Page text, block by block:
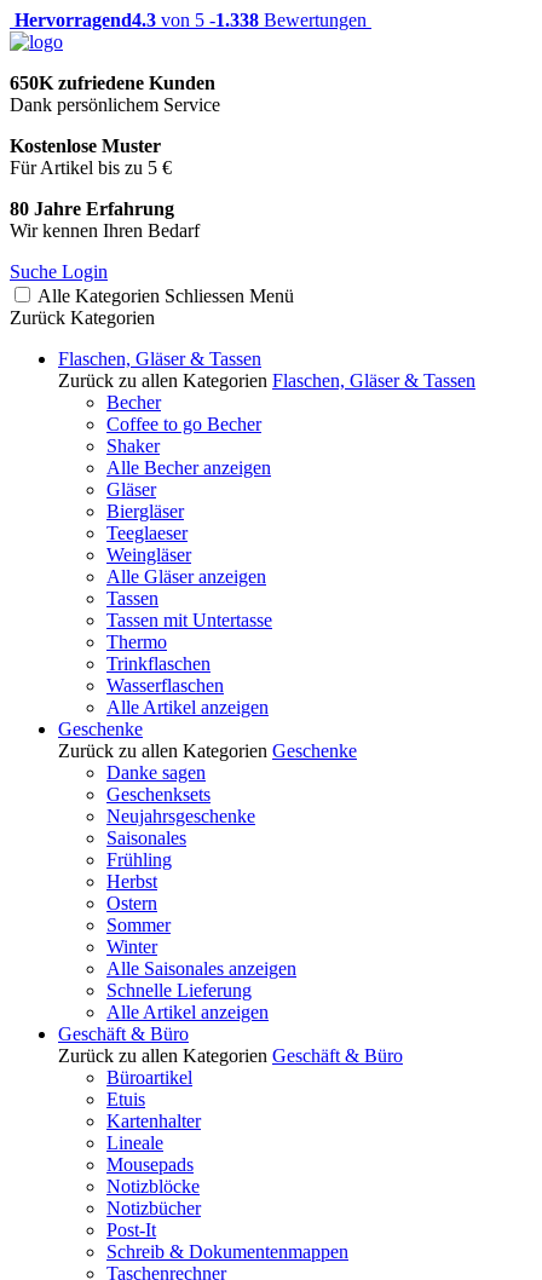
Hervorragend4.3 von 5 -1.338 Bewertungen
650K zufriedene Kunden
Dank persönlichem Service
Kostenlose Muster
Für Artikel bis zu 5 €
80 Jahre Erfahrung
Wir kennen Ihren Bedarf
Suche Login
Alle Kategorien Schliessen Menü
Zurück Kategorien
Flaschen, Gläser & Tassen
Zurück zu allen Kategorien Flaschen, Gläser & Tassen
Becher
Coffee to go Becher
Shaker
Alle Becher anzeigen
Gläser
Biergläser
Teeglaeser
Weingläser
Alle Gläser anzeigen
Tassen
Tassen mit Untertasse
Thermo
Trinkflaschen
Wasserflaschen
Alle Artikel anzeigen
Geschenke
Zurück zu allen Kategorien Geschenke
Danke sagen
Geschenksets
Neujahrsgeschenke
Saisonales
Frühling
Herbst
Ostern
Sommer
Winter
Alle Saisonales anzeigen
Schnelle Lieferung
Alle Artikel anzeigen
Geschäft & Büro
Zurück zu allen Kategorien Geschäft & Büro
Büroartikel
Etuis
Kartenhalter
Lineale
Mousepads
Notizblöcke
Notizbücher
Post-It
Schreib & Dokumentenmappen
Taschenrechner